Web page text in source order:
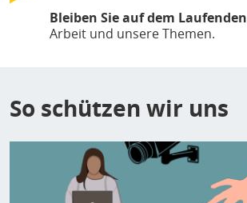
Bleiben Sie auf dem Laufenden
Arbeit und unsere Themen.
So schützen wir uns
Bild